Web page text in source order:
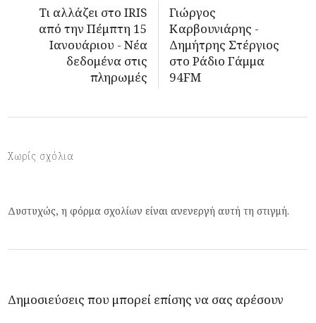
Τι αλλάζει στο IRIS
από την Πέμπτη 15
Ιανουάριου - Νέα
δεδομένα στις
πληρωμές
Γιώργος
Καρβουνιάρης -
Δημήτρης Στέργιος
στο Ράδιο Γάμμα
94FM
Χωρίς σχόλια
Δυστυχώς, η φόρμα σχολίων είναι ανενεργή αυτή τη στιγμή.
Δημοσιεύσεις που μπορεί επίσης να σας αρέσουν